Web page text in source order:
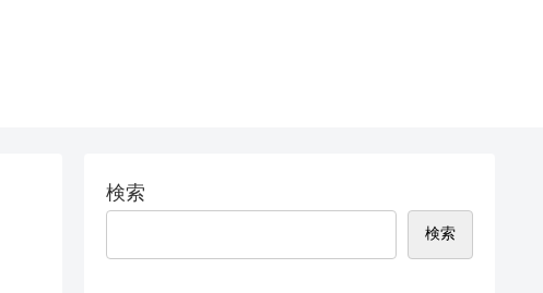
検索
検索